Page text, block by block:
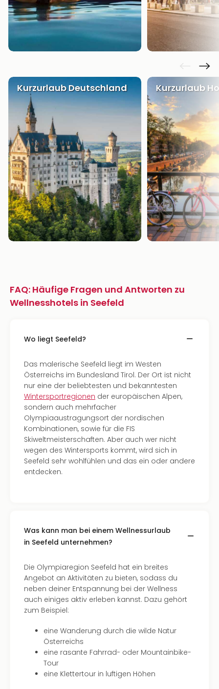
Kurzurlaub Deutschland Kurzurlaub
FAQ: Häufige Fragen und Antworten zu
Wellnesshotels in Seefeld
Wo liegt Seefeld?
Das malerische Seefeld liegt im Westen
Österreichs im Bundesland Tirol. Der Ort ist nicht
nur eine der beliebtesten und bekanntesten
Wintersportregionen der europäischen Alpen,
sondern auch mehrfacher
Olympiaaustragungsort der nordischen
Kombinationen, sowie für die FIS
Skiweltmeisterschaften. Aber auch wer nicht
wegen des Wintersports kommt, wird sich in
Seefeld sehr wohlfühlen und das ein oder andere
entdecken.
Was kann man bei einem Wellnessurlaub
in Seefeld unternehmen?
Die Olympiaregion Seefeld hat ein breites
Angebot an Aktivitäten zu bieten, sodass du
neben deiner Entspannung bei der Wellness
auch einiges aktiv erleben kannst. Dazu gehört
zum Beispiel:
eine Wanderung durch die wilde Natur
Österreichs
eine rasante Fahrrad- oder Mountainbike-
Tour
eine Klettertour in luftigen Höhen